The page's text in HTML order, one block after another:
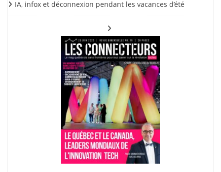
IA, infox et déconnexion pendant les vacances d’été